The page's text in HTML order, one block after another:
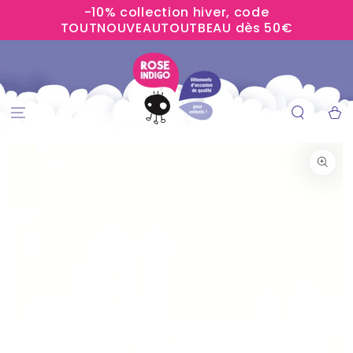
-10% collection hiver, code
TOUTNOUVEAUTOUTBEAU dès 50€
Panier